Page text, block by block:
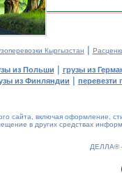
Кыргызстан |
из Польши | грузы из
из Финляндии | перевезти
сайта, включая оформление,
в других средствах